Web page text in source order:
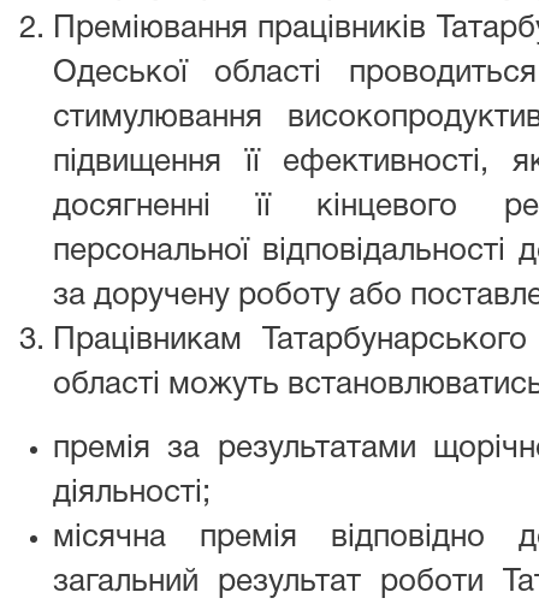
Преміювання працівників
Одеської області
стимулювання
підвищення її ефективності,
досягненні її кінцевого
персональної
за доручену роботу або
Працівникам
області можуть
премія за результатами
діяльності;
місячна премія
загальний результат роботи